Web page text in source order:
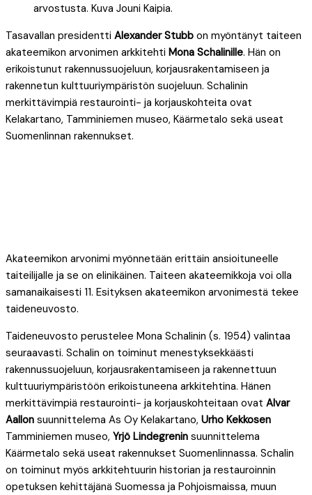
arvostusta. Kuva Jouni Kaipia.
Tasavallan presidentti Alexander Stubb on myöntänyt taiteen
akateemikon arvonimen arkkitehti Mona Schalinille. Hän on
erikoistunut rakennussuojeluun, korjausrakentamiseen ja
rakennetun kulttuuriympäristön suojeluun. Schalinin
merkittävimpiä restaurointi- ja korjauskohteita ovat
Kelakartano, Tamminiemen museo, Käärmetalo sekä useat
Suomenlinnan rakennukset.
Akateemikon arvonimi myönnetään erittäin ansioituneelle
taiteilijalle ja se on elinikäinen. Taiteen akateemikkoja voi olla
samanaikaisesti 11. Esityksen akateemikon arvonimestä tekee
taideneuvosto.
Taideneuvosto perustelee Mona Schalinin (s. 1954) valintaa
seuraavasti. Schalin on toiminut menestyksekkäästi
rakennussuojeluun, korjausrakentamiseen ja rakennettuun
kulttuuriympäristöön erikoistuneena arkkitehtina. Hänen
merkittävimpiä restaurointi- ja korjauskohteitaan ovat Alvar
Aallon suunnittelema As Oy Kelakartano, Urho Kekkosen
Tamminiemen museo, Yrjö Lindegrenin suunnittelema
Käärmetalo sekä useat rakennukset Suomenlinnassa. Schalin
on toiminut myös arkkitehtuurin historian ja restauroinnin
opetuksen kehittäjänä Suomessa ja Pohjoismaissa, muun